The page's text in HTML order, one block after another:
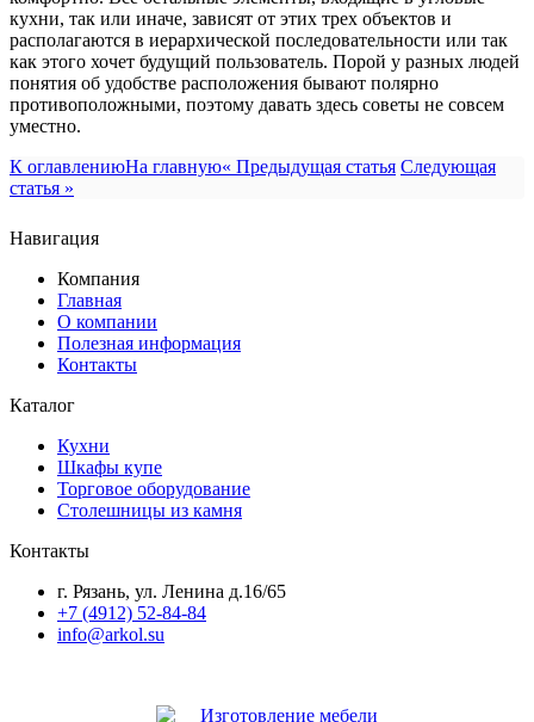
кухни, так или иначе, зависят от этих трех объектов и
располагаются в иерархической последовательности или так
как этого хочет будущий пользователь. Порой у разных людей
понятия об удобстве расположения бывают полярно
противоположными, поэтому давать здесь советы не совсем
уместно.
К оглавлениюНа главную« Предыдущая статья Следующая
статья »
Навигация
Компания
Главная
О компании
Полезная информация
Контакты
Каталог
Кухни
Шкафы купе
Торговое оборудование
Столешницы из камня
Контакты
г. Рязань, ул. Ленина д.16/65
+7 (4912) 52-84-84
info@arkol.su